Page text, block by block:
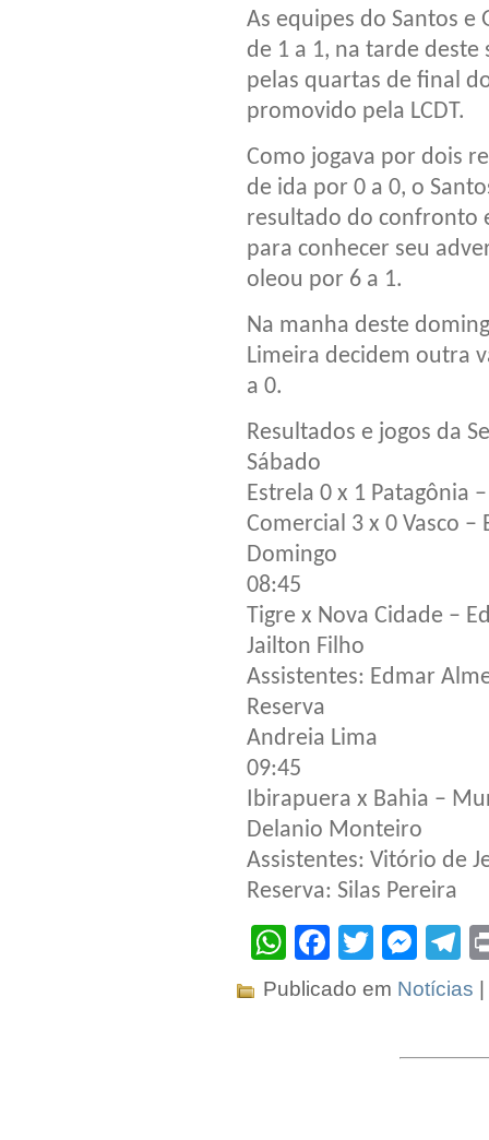
As equipes do Santos
de 1 a 1, na tarde deste
pelas quartas de final
promovido pela LCDT.
Como jogava por dois
de ida por 0 a 0, o
resultado do confronto
para conhecer seu
oleou por 6 a 1.
Na manha deste
Limeira decidem outra
a 0.
Resultados e jogos da
Sábado
Estrela 0 x 1 Patagônia
Comercial 3 x 0 Vasco –
Domingo
08:45
Tigre x Nova Cidade –
Jailton Filho
Assistentes: Edmar
Reserva
Andreia Lima
09:45
Ibirapuera x Bahia –
Delanio Monteiro
Assistentes: Vitório de
Reserva: Silas Pereira
WhatsApp
Facebook
Twitter
Publicado em Notícias |